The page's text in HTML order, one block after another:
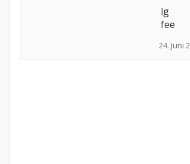
lg
fee
24. Juni